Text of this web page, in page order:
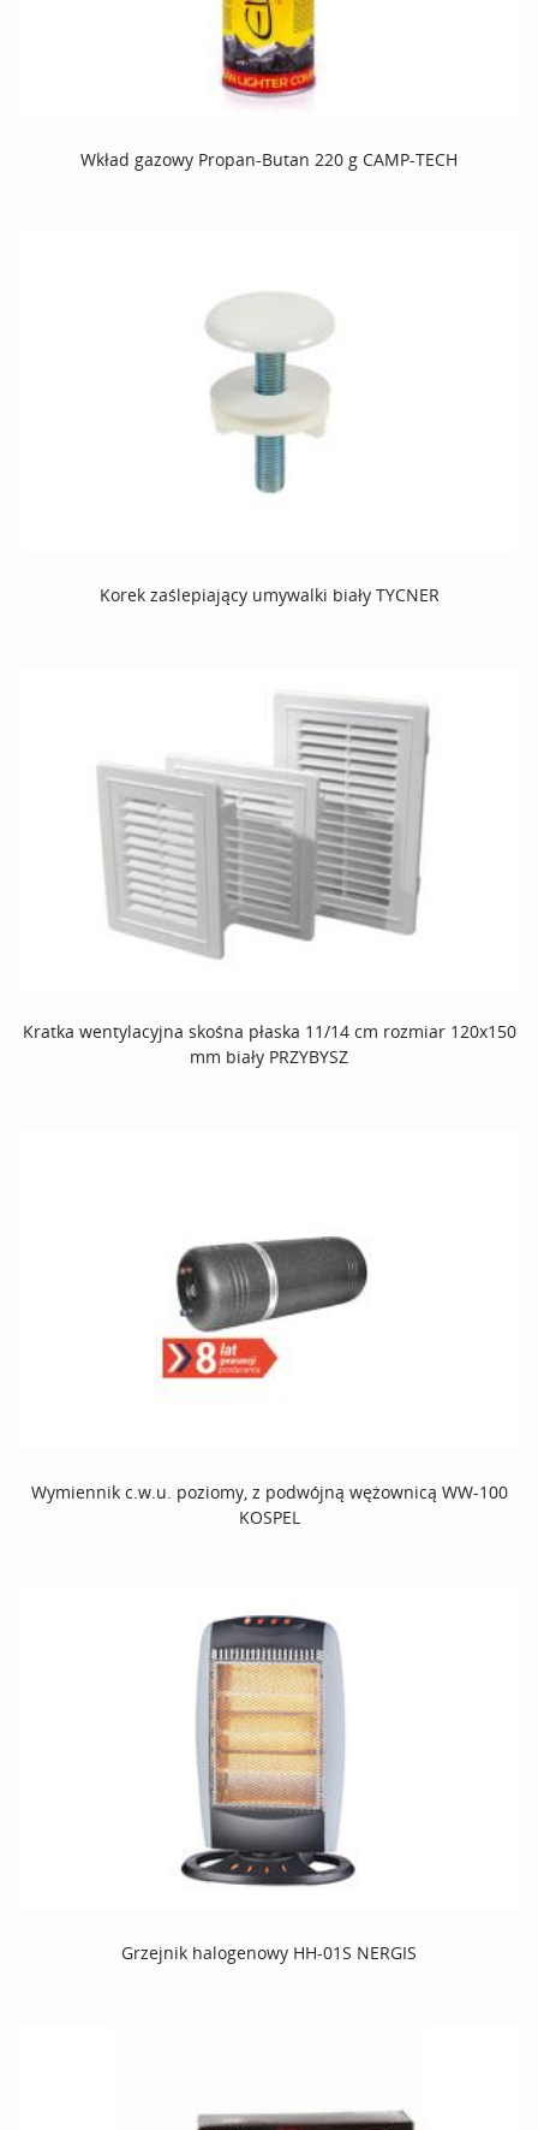
Wkład gazowy Propan-Butan 220 g CAMP-TECH
Korek zaślepiający umywalki biały TYCNER
Kratka wentylacyjna skośna płaska 11/14 cm rozmiar 120x150
mm biały PRZYBYSZ
Wymiennik c.w.u. poziomy, z podwójną wężownicą WW-100
KOSPEL
Grzejnik halogenowy HH-01S NERGIS